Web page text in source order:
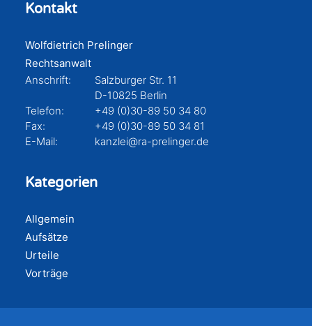
Kontakt
Wolfdietrich Prelinger
Rechtsanwalt
Anschrift:
Salzburger Str. 11
D-10825 Berlin
Telefon:
+49 (0)30-89 50 34 80
Fax:
+49 (0)30-89 50 34 81
E-Mail:
kanzlei@ra-prelinger.de
Kategorien
Allgemein
Aufsätze
Urteile
Vorträge